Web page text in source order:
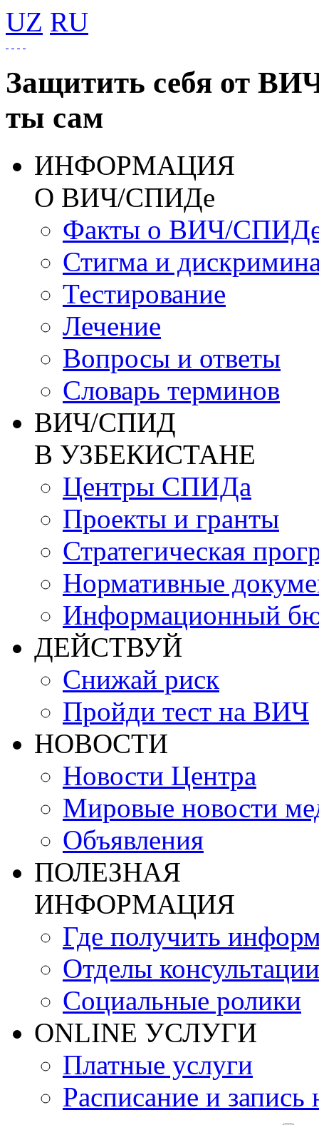
UZ RU
Защитить себя от
ты сам
ИНФОРМАЦИЯ
О ВИЧ/СПИДе
Факты о ВИЧ/
Стигма и
Тестирование
Лечение
Вопросы и ответы
Словарь терминов
ВИЧ/СПИД
В УЗБЕКИСТАНЕ
Центры СПИДа
Проекты и гранты
Стратегическая
Нормативные
Информационный
ДЕЙСТВУЙ
Снижай риск
Пройди тест на ВИЧ
НОВОСТИ
Новости Центра
Мировые новости
Объявления
ПОЛЕЗНАЯ
ИНФОРМАЦИЯ
Где получить
Отделы консультации
Социальные ролики
ONLINE УСЛУГИ
Платные услуги
Расписание и запись